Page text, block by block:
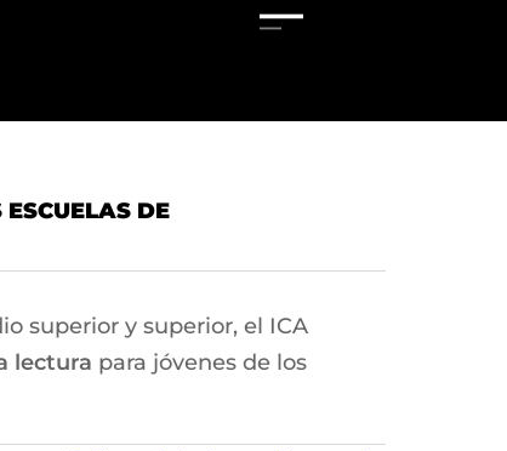
DE
superior y superior, el ICA
lectura para jóvenes de los